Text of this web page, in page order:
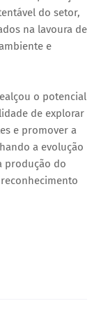
do setor,
na lavoura de
e
o potencial
de explorar
e promover a
a evolução
produção do